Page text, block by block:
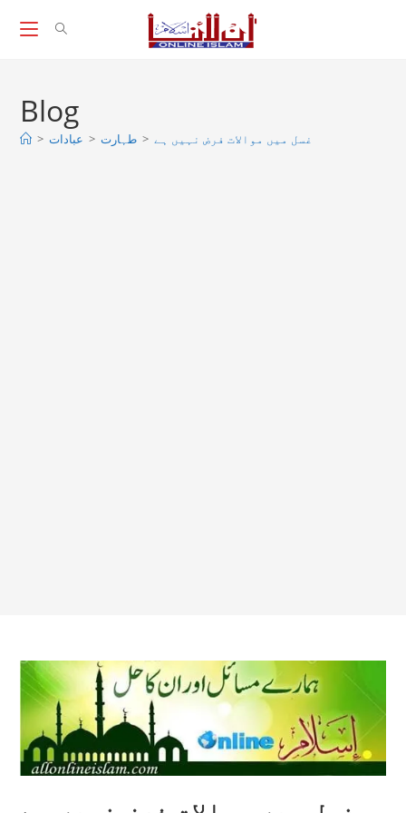
Blog
> عبادات > طہارت > غسل میں موالات فرض نہیں ہے